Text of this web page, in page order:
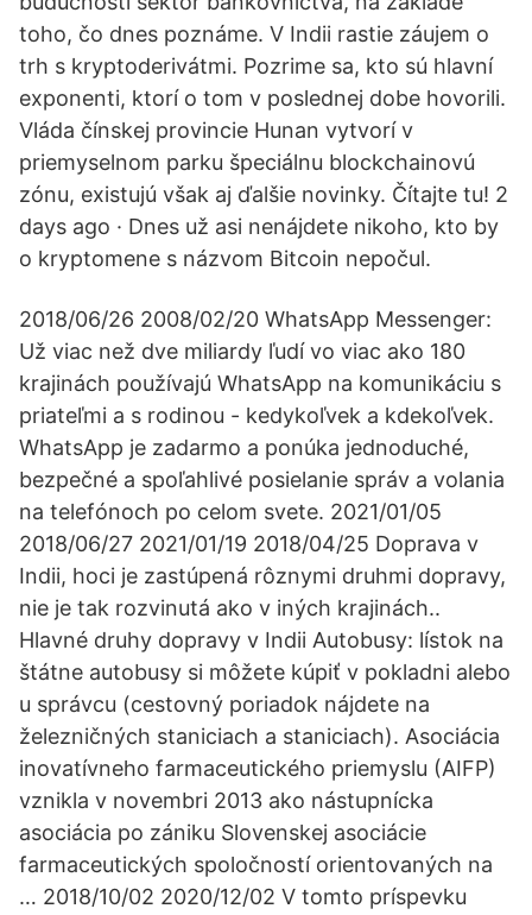
toho, čo dnes poznáme. V Indii rastie záujem o
trh s kryptoderivátmi. Pozrime sa, kto sú hlavní
exponenti, ktorí o tom v poslednej dobe hovorili.
Vláda čínskej provincie Hunan vytvorí v
priemyselnom parku špeciálnu blockchainovú
zónu, existujú však aj ďalšie novinky. Čítajte tu! 2
days ago · Dnes už asi nenájdete nikoho, kto by
o kryptomene s názvom Bitcoin nepočul.
2018/06/26 2008/02/20 WhatsApp Messenger:
Už viac než dve miliardy ľudí vo viac ako 180
krajinách používajú WhatsApp na komunikáciu s
priateľmi a s rodinou - kedykoľvek a kdekoľvek.
WhatsApp je zadarmo a ponúka jednoduché,
bezpečné a spoľahlivé posielanie správ a volania
na telefónoch po celom svete. 2021/01/05
2018/06/27 2021/01/19 2018/04/25 Doprava v
Indii, hoci je zastúpená rôznymi druhmi dopravy,
nie je tak rozvinutá ako v iných krajinách..
Hlavné druhy dopravy v Indii Autobusy: lístok na
štátne autobusy si môžete kúpiť v pokladni alebo
u správcu (cestovný poriadok nájdete na
železničných staniciach a staniciach). Asociácia
inovatívneho farmaceutického priemyslu (AIFP)
vznikla v novembri 2013 ako nástupnícka
asociácia po zániku Slovenskej asociácie
farmaceutických spoločností orientovaných na
… 2018/10/02 2020/12/02 V tomto príspevku